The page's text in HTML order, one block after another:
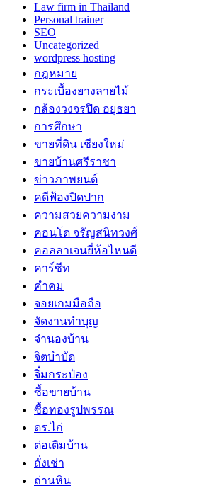
Law firm in Thailand
Personal trainer
SEO
Uncategorized
wordpress hosting
กฎหมาย
กระเบื้องยางลายไม้
กล้องวงจรปิด อยุธยา
การศึกษา
ขายที่ดิน เชียงใหม่
ขายบ้านศรีราชา
ข่าวภาพยนต์
คดีฟ้องปิดปาก
ความสวยความงาม
คอนโด จรัญสนิทวงศ์
คอลลาเจนยี่ห้อไหนดี
คาร์ซีท
คำคม
จอยเกมมือถือ
จัดงานทำบุญ
จำนองบ้าน
จิตบำบัด
จิ๋มกระป๋อง
ซื้อขายบ้าน
ซื้อทองรูปพรรณ
ดร.ไก่
ต่อเติมบ้าน
ถั่งเช่า
ถ่านหิน